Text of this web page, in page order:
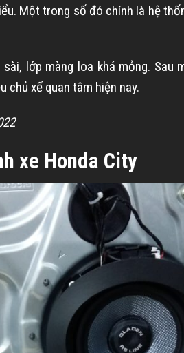
Một trong số đó chính là hệ
lớp màng loa khá mỏng.
chủ xế quan tâm hiện nay.
xe Honda City